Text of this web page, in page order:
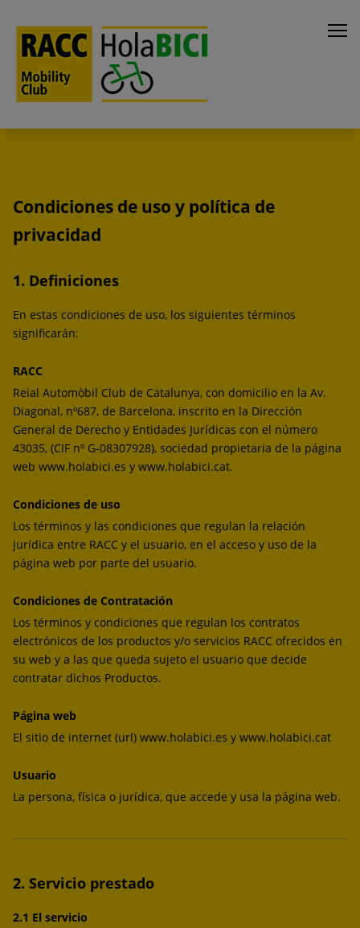
Condiciones de uso y política de
privacidad
1. Definiciones
En estas condiciones de uso, los siguientes términos
significarán:
RACC
Reial Automòbil Club de Catalunya, con domicilio en la Av.
Diagonal, nº687, de Barcelona, inscrito en la Dirección
General de Derecho y Entidades Jurídicas con el número
43035, (CIF nº G-08307928), sociedad propietaria de la página
web www.holabici.es y www.holabici.cat.
Condiciones de uso
Los términos y las condiciones que regulan la relación
jurídica entre RACC y el usuario, en el acceso y uso de la
página web por parte del usuario.
Condiciones de Contratación
Los términos y condiciones que regulan los contratos
electrónicos de los productos y/o servicios RACC ofrecidos en
su web y a las que queda sujeto el usuario que decide
contratar dichos Productos.
Página web
El sitio de internet (url) www.holabici.es y www.holabici.cat
Usuario
La persona, física o jurídica, que accede y usa la página web.
2. Servicio prestado
2.1 El servicio